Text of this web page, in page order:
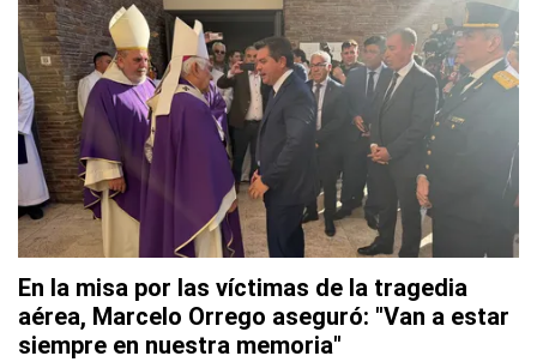
En la misa por las víctimas de la tragedia
aérea, Marcelo Orrego aseguró: "Van a estar
siempre en nuestra memoria"